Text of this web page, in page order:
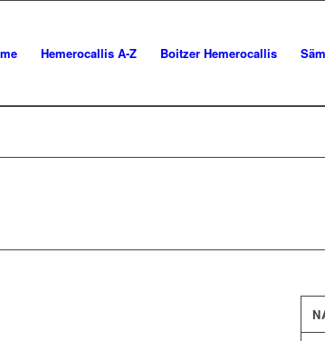
Hemerocallis A-Z Boitzer Hemerocallis